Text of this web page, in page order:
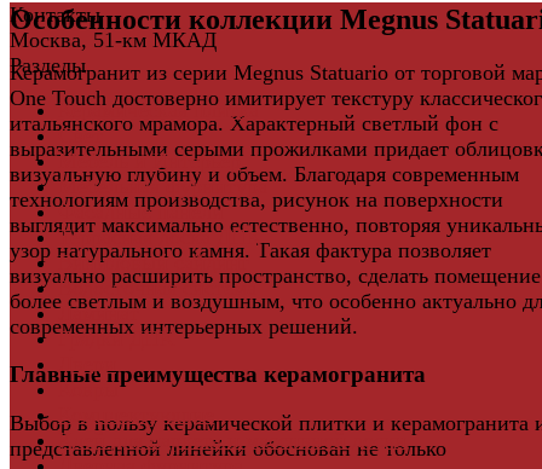
Особенности коллекции Megnus
Керамогранит из серии Megnus Statuario от торговой
One Touch достоверно имитирует текстуру
итальянского мрамора. Характерный светлый фон с
выразительными серыми прожилками придает
визуальную глубину и объем. Благодаря современным
технологиям производства, рисунок на поверхности
выглядит максимально естественно, повторяя
узор натурального камня. Такая фактура позволяет
визуально расширить пространство, сделать помещение
более светлым и воздушным, что особенно актуально
современных интерьерных решений.
Главные преимущества керамогранита
Выбор в пользу керамической плитки и керамогранита
представленной линейки обоснован не только
Контакты
Москва, 51-км МКАД
Разделы
Керамическая плитка
Свет
Мебель и Интерьер
Мебельная фурнитура
Фасадные панели
Террасная доска ДПК
Виниловый сайдинг
Водосточная система
Ламинат
Грядки ДПК
Ковры
Клей для паркета и массивной доски